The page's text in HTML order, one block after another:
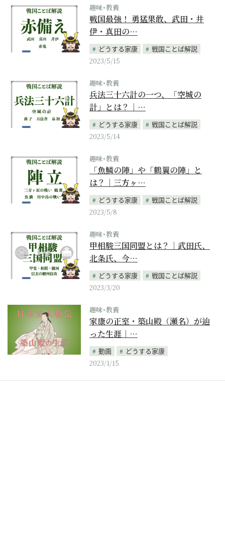
趣味･教養
戦国最強！ 勇猛果敢、武田・井
伊・真田の…
どうする家康
戦国ことば解説
2023/5/15
趣味･教養
兵法三十六計の一つ、「空城の
計」とは？｜…
どうする家康
戦国ことば解説
2023/5/14
趣味･教養
「魚鱗の陣」や「鶴翼の陣」と
は？｜三方ヶ…
どうする家康
戦国ことば解説
2023/5/8
趣味･教養
甲相駿三国同盟とは？｜武田氏、
北条氏、今…
どうする家康
戦国ことば解説
2023/3/20
趣味･教養
家康の正室・築山殿（瀬名）が辿
った生涯｜…
動画
どうする家康
2023/1/15